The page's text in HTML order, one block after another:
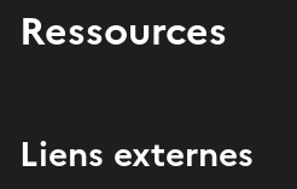
Ressources
Liens externes